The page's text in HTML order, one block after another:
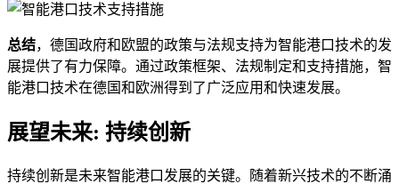
总结，德国政府和欧盟的政策与法规支持为智能港口技术的发
展提供了有力保障。通过政策框架、法规制定和支持措施，智
能港口技术在德国和欧洲得到了广泛应用和快速发展。
展望未来: 持续创新
持续创新是未来智能港口发展的关键。随着新兴技术的不断涌